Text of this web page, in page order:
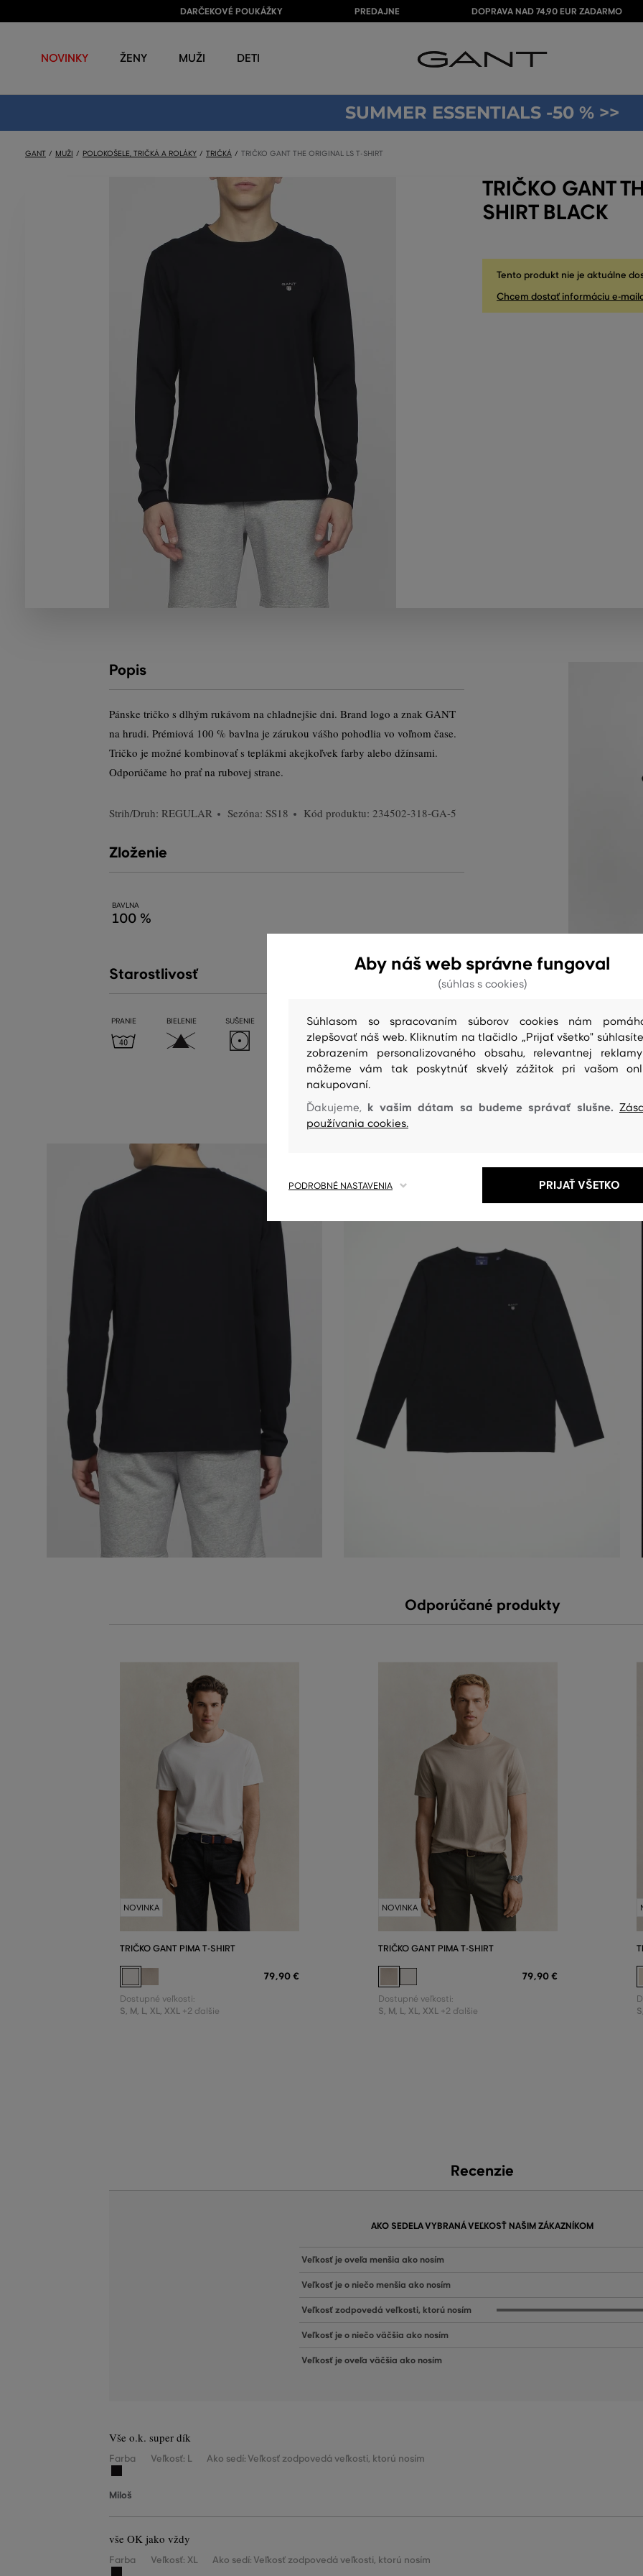
DARČEKOVÉ POUKÁŽKY PREDAJNE DOPRAVA NAD 74,90 EUR ZADARMO
NOVINKY ŽENY MUŽI DETI
SUMMER ESSENTIALS -50 % >>
GANT MUŽI POLOKOŠELE, TRIČKÁ A ROLÁKY TRIČKÁ TRIČKO GANT THE ORIGINAL LS T-SHIRT
TRIČKO GANT
SHIRT BLACK
Tento produkt nie je aktuálne
Chcem dostať informáciu e-
Popis
Pánske tričko s dlhým rukávom na chladnejšie dni. Brand logo a znak GANT
na hrudi. Prémiová 100 % bavlna je zárukou vášho pohodlia vo voľnom čase.
Tričko je možné kombinovať s teplákmi akejkoľvek farby alebo džínsami.
Odporúčame ho prať na rubovej strane.
Strih/Druh: REGULAR Sezóna: SS18 Kód produktu: 234502-318-GA-5
Zloženie
BAVLNA
100 %
Starostlivosť
PRANIE BIELENIE SUŠENIE ŽEHLENIE ČISTENIE
Odporúčané produkty
NOVINKA
TRIČKO GANT PIMA T-SHIRT
79,90 €
Dostupné veľkosti:
S, M, L, XL, XXL +2 ďalšie
NOVINKA
TRIČKO GANT PIMA T-SHIRT
79,90 €
Dostupné veľkosti:
S, M, L, XL, XXL +2 ďalšie S
Recenzie
AKO SEDELA VYBRANÁ VEĽKOSŤ NAŠIM ZÁKAZNÍKOM
Veľkosť je oveľa menšia ako nosím
Veľkosť je o niečo menšia ako nosím
Veľkosť zodpovedá veľkosti, ktorú nosím
Veľkosť je o niečo väčšia ako nosím
Veľkosť je oveľa väčšia ako nosím
Vše o.k. super dík
Farba Veľkosť: L Ako sedí: Veľkosť zodpovedá veľkosti, ktorú nosím
Miloš
vše OK jako vždy
Farba Veľkosť: XL Ako sedí: Veľkosť zodpovedá veľkosti, ktorú nosím
Aby náš web správne fungoval
(súhlas s cookies)
Súhlasom so spracovaním súborov cookies nám
zlepšovať náš web. Kliknutím na tlačidlo „Prijať všetko"
zobrazením personalizovaného obsahu, relevantnej
môžeme vám tak poskytnúť skvelý zážitok pri vašom
nakupovaní.
Ďakujeme, k vašim dátam sa budeme správať slušne.
používania cookies.
PODROBNÉ NASTAVENIA PRIJAŤ VŠETKO